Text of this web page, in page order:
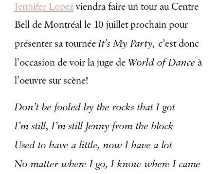
Jennifer Lopezviendra faire un tour au Centre
Bell de Montréal le 10 juillet prochain pour
présenter sa tournéeIt’s My Party, c’est donc
l’occasion de voir la juge de World of Dance à
l’oeuvre sur scène!
Don’t be fooled by the rocks that I got
I’m still, I’m still Jenny from the block
Used to have a little, now I have a lot
No matter where I go, I know where I came